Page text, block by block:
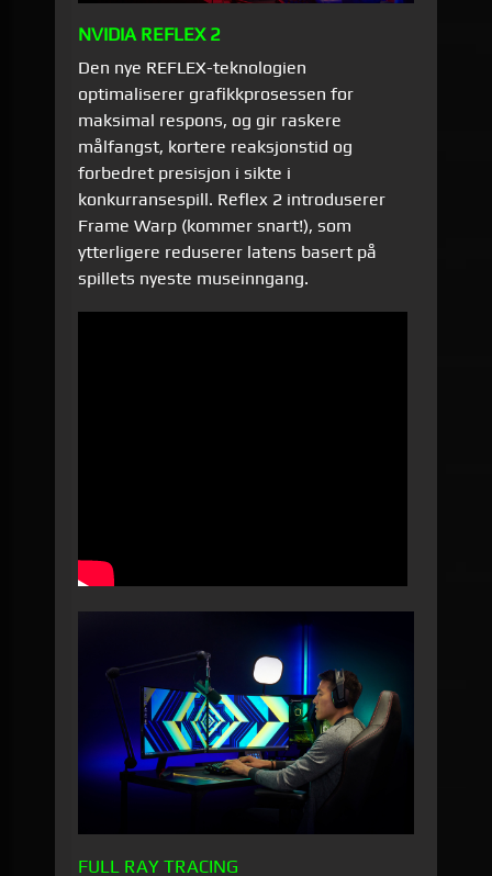
NVIDIA REFLEX 2
Den nye REFLEX-teknologien
optimaliserer grafikkprosessen for
maksimal respons, og gir raskere
målfangst, kortere reaksjonstid og
forbedret presisjon i sikte i
konkurransespill. Reflex 2 introduserer
Frame Warp (kommer snart!), som
ytterligere reduserer latens basert på
spillets nyeste museinngang.
FULL RAY TRACING